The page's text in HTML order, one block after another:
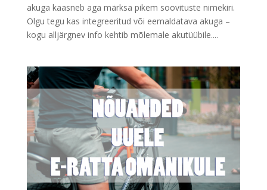
akuga kaasneb aga märksa pikem soovituste nimekiri.
Olgu tegu kas integreeritud või eemaldatava akuga –
kogu alljärgnev info kehtib mõlemale akutüübile....